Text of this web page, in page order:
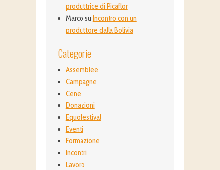
produttrice di Picaflor
Marco su Incontro con un
produttore dalla Bolivia
Categorie
Assemblee
Campagne
Cene
Donazioni
Equofestival
Eventi
Formazione
Incontri
Lavoro